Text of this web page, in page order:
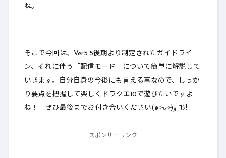
ね。
そこで今回は、Ver5.5後期より制定されたガイドライ
ン、それに伴う「配信モード」について簡単に解説して
いきます。自分自身の今後にも言える事なので、しっか
り要点を把握して楽しくドラクエ10で遊びたいですよ
ね！ ぜひ最後までお付き合いください(๑˃̵ᴗ˂̵)و ﾖｼ!
スポンサーリンク